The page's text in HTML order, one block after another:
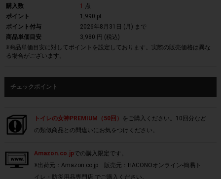
購入数
1
点
ポイント
1,990 pt
ポイント付与
2026年8月31日 (月) まで
商品単価目安
3,980 円 (税込)
※商品単価目安に対してポイントを設定しております。実際の販売価格は異な
る場合がございます。
チェックポイント
トイレの女神PREMIUM（50回）
をご購入ください。10回分など
の類似商品との間違いにお気をつけください。
Amazon.co.jpでの購入限定です。
※出荷元：Amazon.co.jp 販売元：HACONOオンライン-簡易ト
イレ・防災用品専門店 でご購入ください。